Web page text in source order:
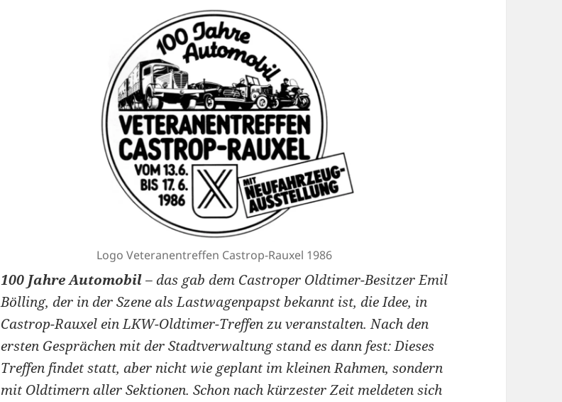
Logo Veteranentreffen Castrop-Rauxel 1986
100 Jahre Automobil– das gab dem Castroper Oldtimer-Besitzer Emil
Bölling, der in der Szene als Lastwagenpapst bekannt ist, die Idee, in
Castrop-Rauxel ein LKW-Oldtimer-Treffen zu veranstalten. Nach den
ersten Gesprächen mit der Stadtverwaltung stand es dann fest: Dieses
Treffen findet statt, aber nicht wie geplant im kleinen Rahmen, sondern
mit Oldtimern aller Sektionen. Schon nach kürzester Zeit meldeten sich